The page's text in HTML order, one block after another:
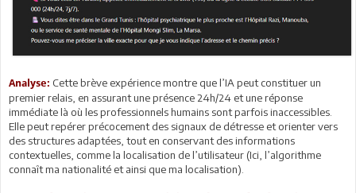
Analyse: Cette brève expérience montre que l’IA peut constituer un
premier relais, en assurant une présence 24h/24 et une réponse
immédiate là où les professionnels humains sont parfois inaccessibles.
Elle peut repérer précocement des signaux de détresse et orienter vers
des structures adaptées, tout en conservant des informations
contextuelles, comme la localisation de l’utilisateur (Ici, l’algorithme
connaît ma nationalité et ainsi que ma localisation).